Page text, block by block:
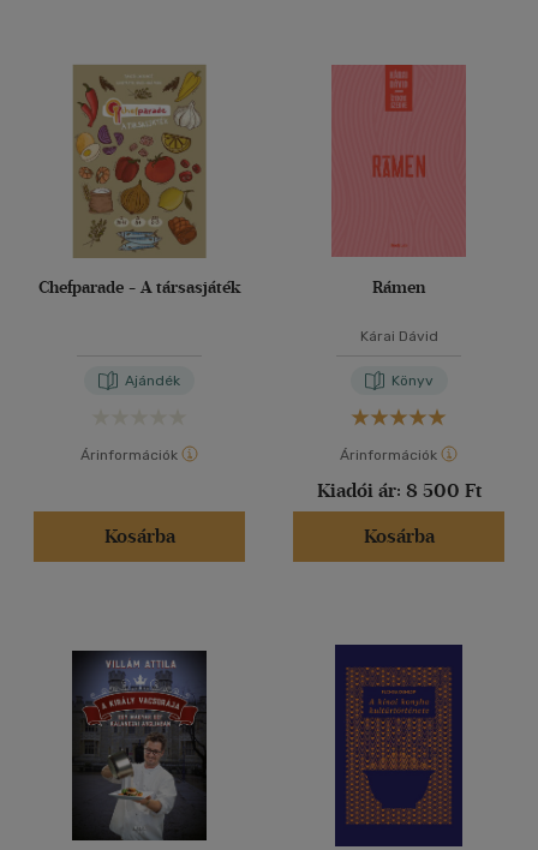
Chefparade - A társasjáték
Ajándék
Árinformációk
Kosárba
Rámen
Kárai Dávid
Könyv
Árinformációk
Kiadói ár: 8 500 Ft
Kosárba